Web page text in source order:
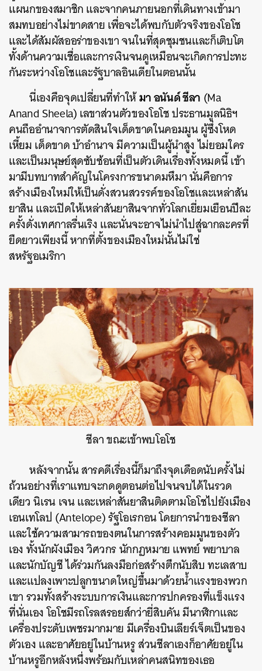
แผนกของสมาชิก และจากคนภายนอกที่เดินทางเข้ามา
สมทบอย่างไม่ขาดสาย เพื่อจะได้พบกับตัวจริงของโอโช
และได้สัมผัสออร่าของเขา จนในที่สุดชุมชนและก็เติบโต
ทั้งด้านความเชื่อและการเงินจนดูเหมือนจะเกิดการปะทะ
กันระหว่างโอโชและรัฐบาลอินเดียในตอนนั้น
นี่เองคือจุดเปลี่ยนที่ทำให้มา อนันด์ ชีลา (Ma
Anand Sheela) เลขาส่วนตัวของโอโช ประธานมูลนิธิฯ
คนถืออำนาจการตัดสินใจเด็ดขาดในคอมมูน ผู้ซึ่งโหด
เหี้ยม เด็ดขาด บ้าอำนาจ มีความเป็นผู้นำสูง ไม่ยอมใคร
และเป็นมนุษย์สุดซับซ้อนที่เป็นตัวเดินเรื่องทั้งหมดนี้ เข้า
มามีบทบาทสำคัญในโครงการขนาดมหึมา นั่นคือการ
สร้างเมืองใหม่ให้เป็นดั่งสวนสวรรค์ของโอโชและเหล่าสัน
ยาสิน และเปิดให้เหล่าสันยาสินจากทั่วโลกเยี่ยมเยือนปีละ
ครั้งดั่งเทศกาลรื่นเริง และนั่นจะอาจไม่นำไปสู่ฉากละครที่
ยืดยาวเพียงนี้ หากที่ตั้งของเมืองใหม่นั้นไม่ใช่
สหรัฐอเมริกา
ชีลา ขณะเข้าพบโอโช
หลังจากนั้น สารคดีเรื่องนี้ก็มาถึงจุดเดือดนับครั้งไม่
ถ้วนอย่างที่เราแทบจะกดดูตอนต่อไปจนจบได้ในรวด
เดียว นิเรน เจน และเหล่าสันยาสินติดตามโอโชไปยังเมือง
เอนเทโลป (Antelope) รัฐโอเรกอน โดยการนำของชีลา
และใช้ความสามารถของตนในการสร้างคอมมูนของตัว
เอง ทั้งนักผังเมือง วิศวกร นักกฏหมาย แพทย์ พยาบาล
และนักบัญชี ได้ร่วมกันลงมือก่อสร้างตึกนับสิบ ทะเลสาบ
และแปลงเพาะปลูกขนาดใหญ่ขึ้นมาด้วยน้ำแรงของพวก
เขา รวมทั้งสร้างระบบการเงินและการปกครองที่แข็งแรง
ที่นั่นเอง โอโชมีรถโรลสรอยส์กว่ายี่สิบคัน มีนาฬิกาและ
เครื่องประดับเพชรมากมาย มีเครื่องบินเลียร์เจ็ตเป็นของ
ตัวเอง และอาศัยอยู่ในบ้านหรู ส่วนชีลาเองก็อาศัยอยู่ใน
บ้านหรูอีกหลังหนึ่งพร้อมกับเหล่าคนสนิทของเธอ